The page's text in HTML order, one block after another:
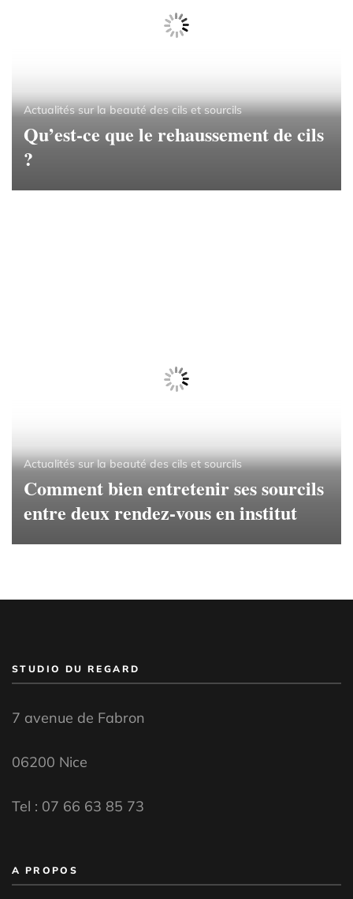
Actualités sur la beauté des cils et sourcils
Qu’est-ce que le rehaussement de cils
?
Actualités sur la beauté des cils et sourcils
Comment bien entretenir ses sourcils
entre deux rendez-vous en institut
STUDIO DU REGARD
7 avenue de Fabron
06200 Nice
Tel : 07 66 63 85 73
A PROPOS